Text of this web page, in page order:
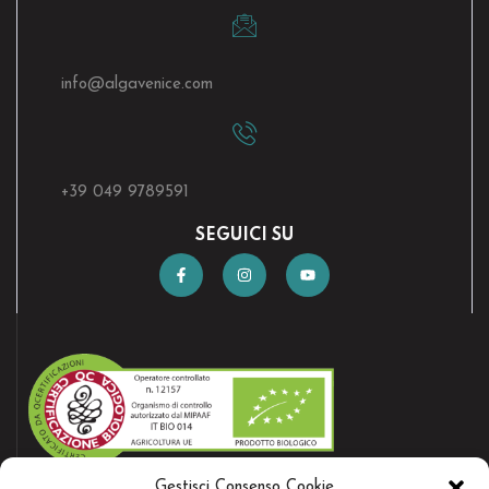
info@algavenice.com
+39 049 9789591
SEGUICI SU